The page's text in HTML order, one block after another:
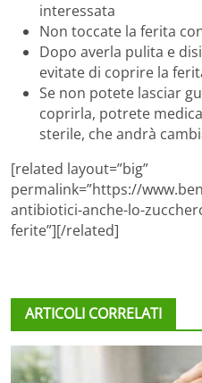
interessata
Non toccate la ferita
Dopo averla pulita e
evitate di coprire la
Se non potete lasciar
coprirla, potrete
sterile, che andrà
[related layout=”big”
permalink=”https://
antibiotici-anche-lo-
ferite”][/related]
ARTICOLI CORRELATI